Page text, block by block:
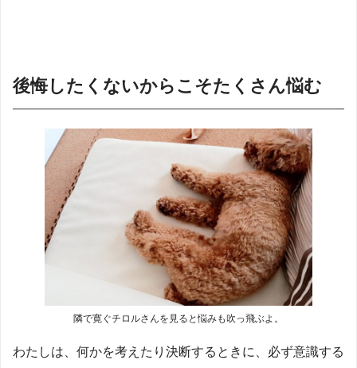
後悔したくないからこそたくさん悩む
隣で寛ぐチロルさんを見ると悩みも吹っ飛ぶよ。
わたしは、何かを考えたり決断するときに、必ず意識する